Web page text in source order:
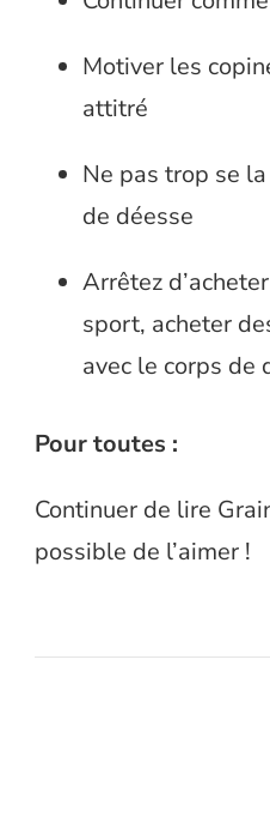
Motiver les
attitré
Ne pas trop se
de déesse
Arrêtez
sport, acheter
avec le corps de
Pour toutes :
Continuer de lire
possible de l’aimer !